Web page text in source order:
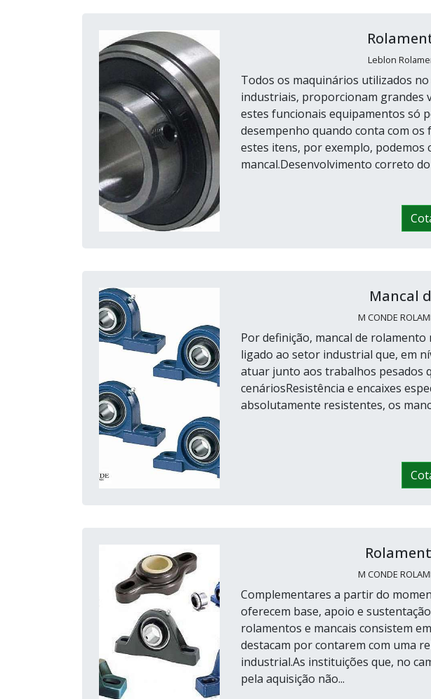
Leblon
Todos os maquinários utilizados
industriais, proporcionam grandes
estes funcionais equipamentos só
desempenho quando conta com
estes itens, por exemplo,
mancal.Desenvolvimento correto
Mancal
M CONDE
Por definição, mancal de
ligado ao setor industrial que, em
atuar junto aos trabalhos pesados
cenáriosResistência e encaixes
absolutamente resistentes, os
M CONDE
Complementares a partir do
oferecem base, apoio e
rolamentos e mancais consistem
destacam por contarem com uma
industrial.As instituições que, no
pela aquisição não...